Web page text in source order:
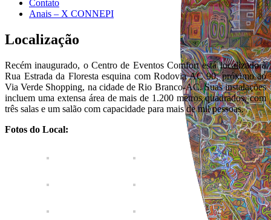
Contato
Anais – X CONNEPI
Localização
Recém inaugurado, o Centro de Eventos Comfort está localizado à
Rua Estrada da Floresta esquina com Rodovia AC 90, próximo ao
Via Verde Shopping, na cidade de Rio Branco-AC. Suas instalações
incluem uma extensa área de mais de 1.200 metros quadrados, com
três salas e um salão com capacidade para mais de mil pessoas.
Fotos do Local: